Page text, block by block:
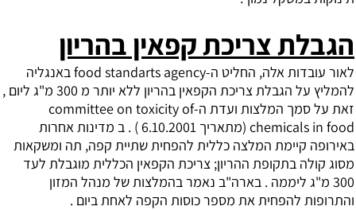
הגבלת צריכת קפאין בהריון
לאור עובדות אלה, החליט ה-food standarts agency באנגליה
להמליץ על הגבלת צריכת הקפאין בהריון ללא יותר מ 300 מ"ג ליום ,
זאת על סמך המלצות ועדת ה-committee on toxicity of
chemicals in food (מתאריך 6.10.2001 ) . ב מדינות אחרות
באירופה קיימת המלצה כללית להפחית שתיית קפה, תה ומשקאות
מסוג קולה בתקופת ההריון; צריכת הקפאין הכללית מוגבלת לעד
300 מ"ג ליממה . בארה"ב נאמר בהמלצות של מנהל המזון
והתרופות להפחית את מספר כוסות הקפה לאחת ביום .